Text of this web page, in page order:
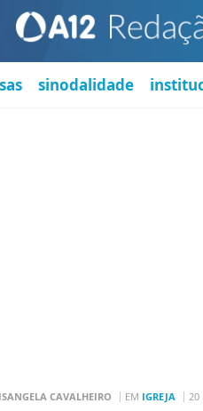
sinodalidade
CAVALHEIRO EM IGREJA 20